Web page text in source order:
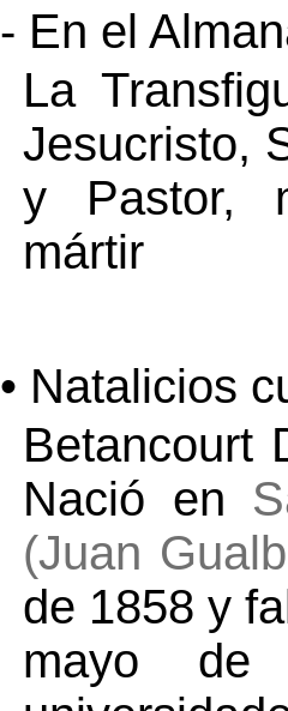
- En el
La
Jesucristo,
y Pastor,
mártir
• Natalicios
Betancourt
Nació en
(Juan
de 1858 y
mayo